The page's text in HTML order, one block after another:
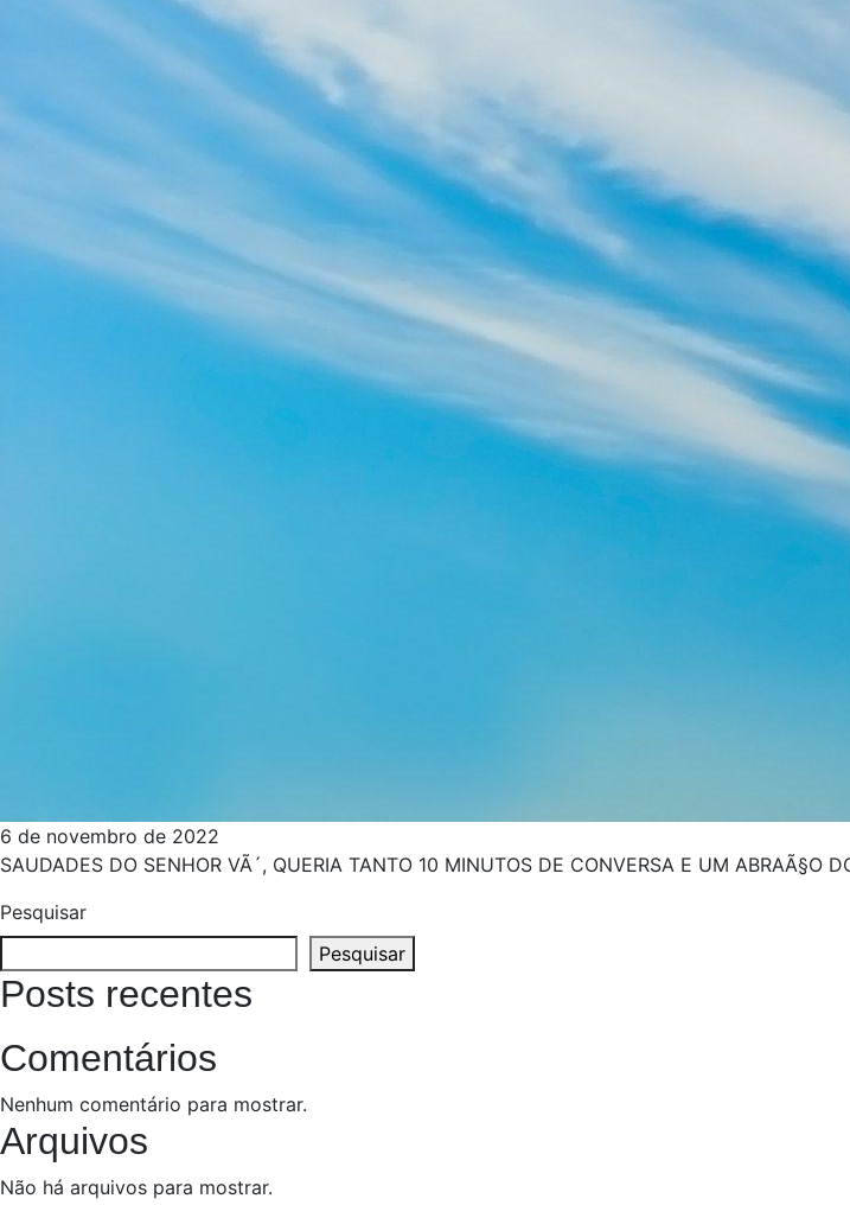
6 de novembro de 2022
SAUDADES DO SENHOR VÃ´, QUERIA TANTO 10 MINUTOS DE CONVERSA E UM ABRAÃ§O
Pesquisar
Pesquisar
Posts recentes
Comentários
Nenhum comentário para mostrar.
Arquivos
Não há arquivos para mostrar.